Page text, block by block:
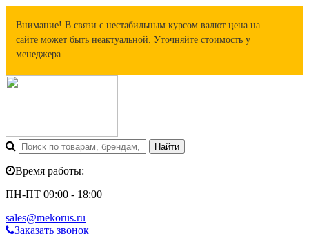
Внимание! В связи с нестабильным курсом валют цена на
сайте может быть неактуальной. Уточняйте стоимость у
менеджера.
Время работы:
ПН-ПТ 09:00 - 18:00
sales@mekorus.ru
Заказать звонок